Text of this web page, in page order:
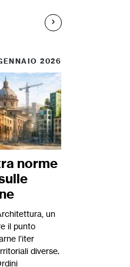
2026
norme
un
il punto
l’iter
diverse.